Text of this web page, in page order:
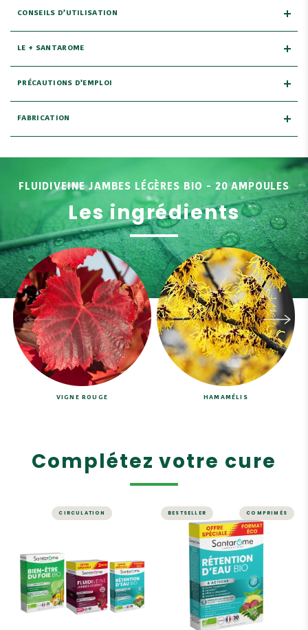
CONSEILS D’UTILISATION
LE + SANTAROME
PRÉCAUTIONS D’EMPLOI
FABRICATION
FLUIDIVEINE JAMBES LÉGÈRES BIO - 20 AMPOULES
Les ingrédients
VIGNE ROUGE HAMAMÉLIS
Complétez votre cure
CIRCULATION
Été - 80 jours
Détoxifier, relancer,
maintenir
Jambes légères durables
BESTSELLER COMPRIMÉS
MINCEUR
Rétention d'Eau
Bio - 30
comprimés
Offrez de la légèreté à vos
jambes !
4 actions sur la rétention
d'eau : 1. Draine, 2.